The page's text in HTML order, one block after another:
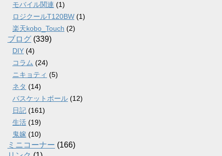
モバイル関連 (1)
ロジクールT120BW (1)
楽天kobo_Touch (2)
ブログ (339)
DIY (4)
コラム (24)
ニキョティ (5)
ネタ (14)
バスケットボール (12)
日記 (161)
生活 (19)
鬼嫁 (10)
ミニコーナー (166)